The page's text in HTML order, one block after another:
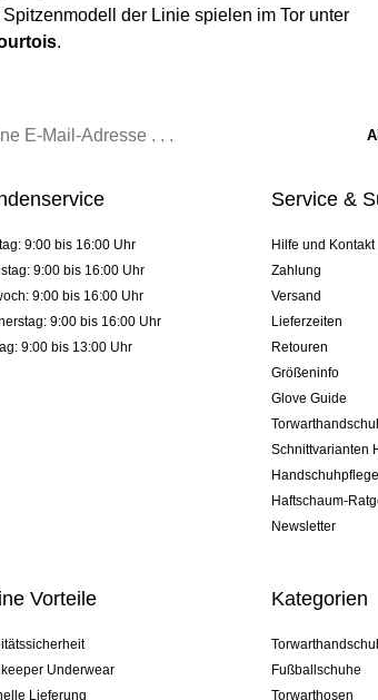
der Linie spielen im Tor unter
.
9:00 bis 16:00 Uhr
9:00 bis 16:00 Uhr
9:00 bis 16:00 Uhr
9:00 bis 16:00 Uhr
9:00 bis 13:00 Uhr
Service &
Hilfe und Kontakt
Zahlung
Versand
Lieferzeiten
Retouren
Größeninfo
Glove Guide
Schnittvarianten
Handschuhpflege
Haftschaum-
Newsletter
Vorteile
Underwear
Lieferung
Kategorien
Fußballschuhe
Torwarthosen